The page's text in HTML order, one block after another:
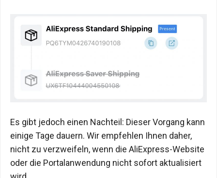
Es gibt jedoch einen Nachteil: Dieser Vorgang kann
einige Tage dauern. Wir empfehlen Ihnen daher,
nicht zu verzweifeln, wenn die AliExpress-Website
oder die Portalanwendung nicht sofort aktualisiert